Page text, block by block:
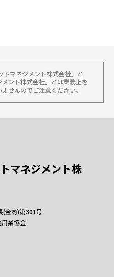
トマネジメント株式会社」と
メント株式会社」とは業務上を
せんのでご注意ください。
マネジメント株
(金商)第301号
業協会